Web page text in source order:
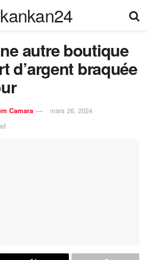
autre boutique
d’argent braquée
Camara
mars 26, 2024